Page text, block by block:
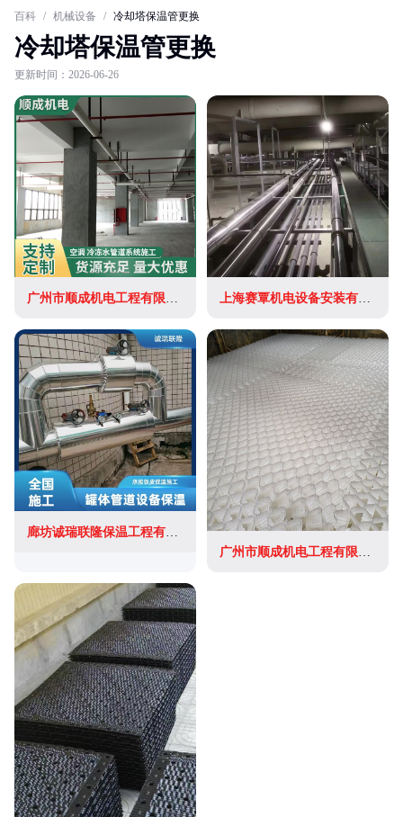
百科 / 机械设备 / 冷却塔保温管更换
冷却塔保温管更换
更新时间：2026-06-26
广州市顺成机电工程有限公司 上海赛覃机电设备安装有限公司
廊坊诚瑞联隆保温工程有限公司
广州市顺成机电工程有限公司